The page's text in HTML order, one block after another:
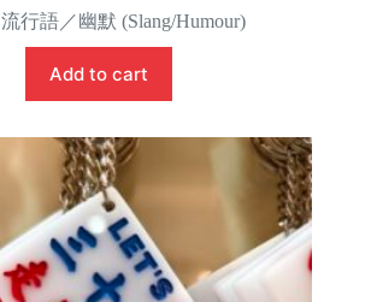
流行語／幽默 (Slang/Humour)
Add to cart